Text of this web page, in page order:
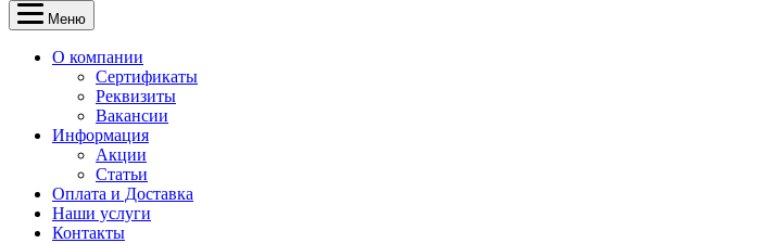
Меню
О компании
Сертификаты
Реквизиты
Вакансии
Информация
Акции
Статьи
Оплата и Доставка
Наши услуги
Контакты